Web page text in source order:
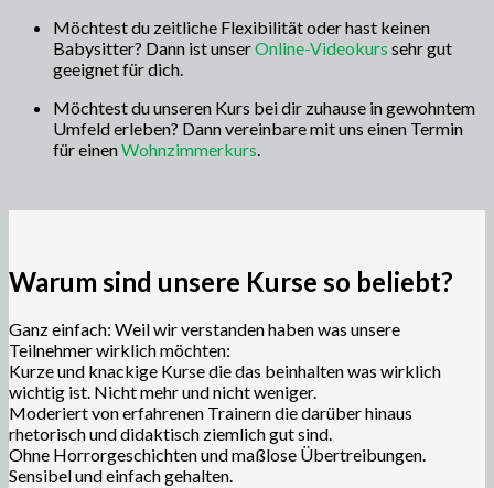
Möchtest du zeitliche Flexibilität oder hast keinen
Babysitter? Dann ist unserOnline-Videokurs sehr gut
geeignet für dich.
Möchtest du unseren Kurs bei dir zuhause in gewohntem
Umfeld erleben? Dann vereinbare mit uns einen Termin
für einenWohnzimmerkurs
Warum sind unsere Kurse so beliebt?
Ganz einfach: Weil wir verstanden haben was unsere
Teilnehmer wirklich möchten:
Kurze und knackige Kurse die das beinhalten was wirklich
wichtig ist. Nicht mehr und nicht weniger.
Moderiert von erfahrenen Trainern die darüber hinaus
rhetorisch und didaktisch ziemlich gut sind.
Ohne Horrorgeschichten und maßlose Übertreibungen.
Sensibel und einfach gehalten.